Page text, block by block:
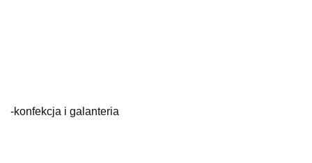
-konfekcja i galanteria